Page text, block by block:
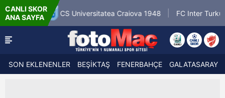
CANLI SKOR
ANA SAYFA
CS Universitatea Craiova 1948 FC Inter Turku
6.8.2026 - Per
18:00
SON EKLENENLER BEŞİKTAŞ FENERBAHÇE GALATASARAY